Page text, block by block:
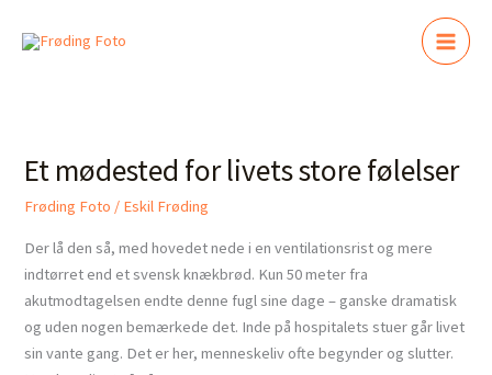
Et mødested for livets store følelser
Frøding Foto / Eskil Frøding
Der lå den så, med hovedet nede i en ventilationsrist og mere
indtørret end et svensk knækbrød. Kun 50 meter fra
akutmodtagelsen endte denne fugl sine dage – ganske dramatisk
og uden nogen bemærkede det. Inde på hospitalets stuer går livet
sin vante gang. Det er her, menneskeliv ofte begynder og slutter.
for
store
følelser